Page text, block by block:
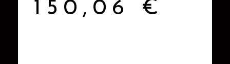
150,06 €